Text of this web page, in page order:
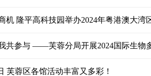
机 隆平高科技园举办2024年粤港澳大湾
共参与 ——芙蓉分局开展2024国际生物
芙蓉区各馆活动丰富又多彩！